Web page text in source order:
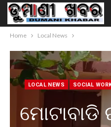
Home Local News
LOCAL NEWS SOCIAL
ମୋଟାବାଡି